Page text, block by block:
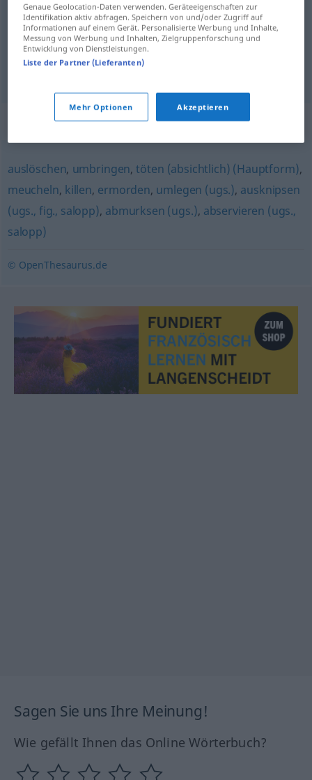
jemanden kaltmachen UMG
descendreqn
Synonyme für "kaltmachen"
auslöschen, umbringen,töten (absichtlich) (Hauptform),
meucheln, killen, ermorden, umlegen (ugs.), ausknipsen
(ugs., fig., salopp), abmurksen (ugs.), abservieren (ugs.,
salopp)
© OpenThesaurus.de
Sagen Sie uns Ihre Meinung!
Wie gefällt Ihnen das Online Wörterbuch?
Genaue Geolocation-Daten verwenden. Geräteeigenschaften zur
Identifikation aktiv abfragen. Speichern von und/oder Zugriff auf
Informationen auf einem Gerät. Personalisierte Werbung und Inhalte,
Messung von Werbung und Inhalten, Zielgruppenforschung und
Entwicklung von Dienstleistungen.
Liste der Partner (Lieferanten)
Mehr Optionen Akzeptieren